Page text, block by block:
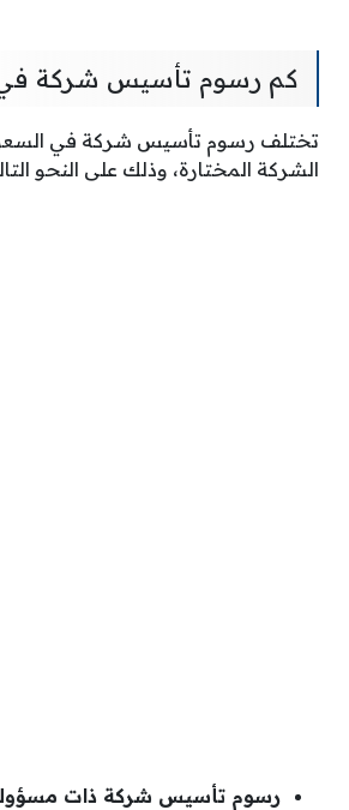
كم رسوم تأسيس شركة في
تختلف رسوم تأسيس شركة في
الشركة المختارة، وذلك على النحو
رسوم تأسيس شركة ذات